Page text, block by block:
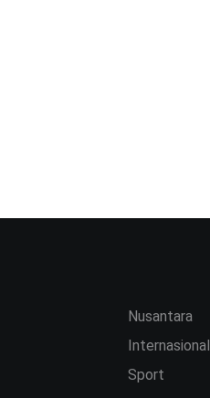
Nusantara
Internasional
Sport